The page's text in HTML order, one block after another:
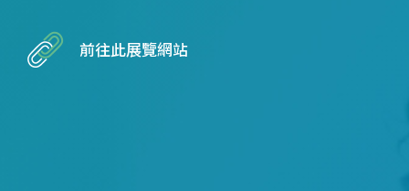
前往此展覽網站